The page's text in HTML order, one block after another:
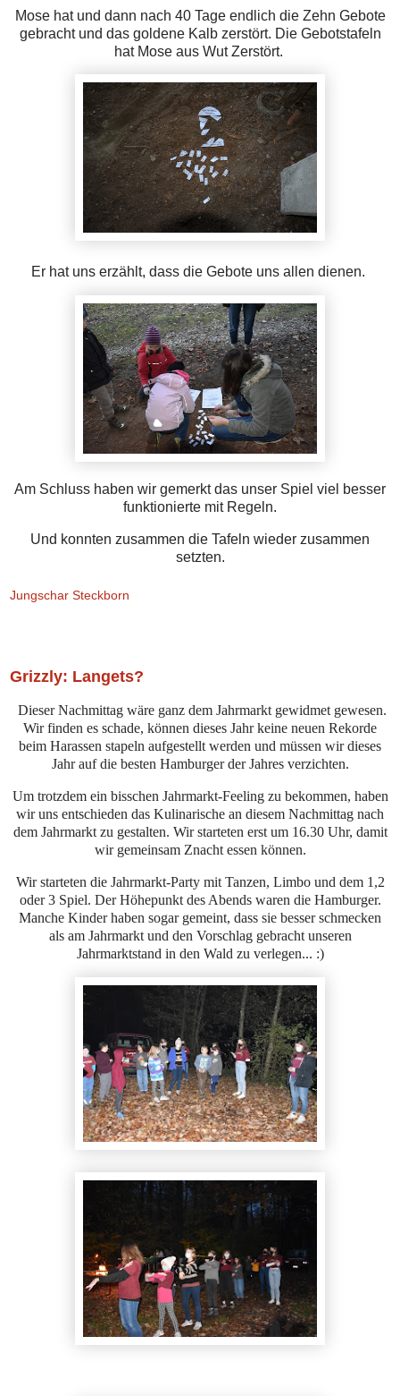
Mose hat und dann nach 40 Tage endlich die Zehn Gebote
gebracht und das goldene Kalb zerstört. Die Gebotstafeln
hat Mose aus Wut Zerstört.
Er hat uns erzählt, dass die Gebote uns allen dienen.
Am Schluss haben wir gemerkt das unser Spiel viel besser
funktionierte mit Regeln.
Und konnten zusammen die Tafeln wieder zusammen
setzten.
Jungschar Steckborn
Grizzly: Langets?
Dieser Nachmittag wäre ganz dem Jahrmarkt gewidmet gewesen.
Wir finden es schade, können dieses Jahr keine neuen Rekorde
beim Harassen stapeln aufgestellt werden und müssen wir dieses
Jahr auf die besten Hamburger der Jahres verzichten.
Um trotzdem ein bisschen Jahrmarkt-Feeling zu bekommen, haben
wir uns entschieden das Kulinarische an diesem Nachmittag nach
dem Jahrmarkt zu gestalten. Wir starteten erst um 16.30 Uhr, damit
wir gemeinsam Znacht essen können.
Wir starteten die Jahrmarkt-Party mit Tanzen, Limbo und dem 1,2
oder 3 Spiel. Der Höhepunkt des Abends waren die Hamburger.
Manche Kinder haben sogar gemeint, dass sie besser schmecken
als am Jahrmarkt und den Vorschlag gebracht unseren
Jahrmarktstand in den Wald zu verlegen... :)